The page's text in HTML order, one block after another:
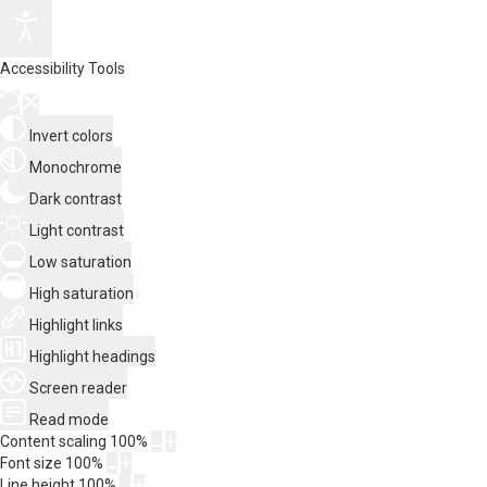
Accessibility Tools
Invert colors
Monochrome
Dark contrast
Light contrast
Low saturation
High saturation
Highlight links
Highlight headings
Screen reader
Read mode
Content scaling 100%
Font size 100%